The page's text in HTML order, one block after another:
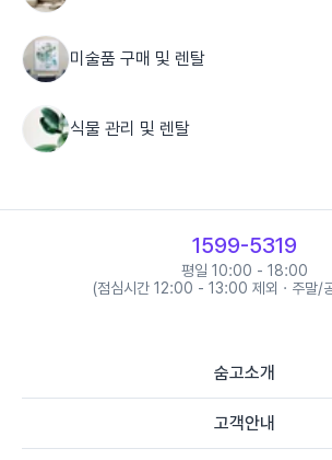
미술품 구매 및 렌탈
식물 관리 및 렌탈
1599-5319
평일 10:00 - 18:00
(점심시간 12:00 - 13:00 제외 · 주말/
숨고소개
고객안내